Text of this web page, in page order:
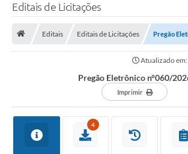
Editais de Licitações
Editais Editais de Licitações Pregão
Atualizado
Pregão Eletrônico n°060/
Imprimir
4